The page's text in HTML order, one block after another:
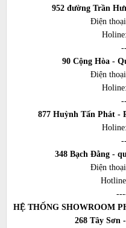
952 đường Trần
Điện
Holine:
90 Cộng Hòa -
Điện
Holine:
877 Huỳnh Tấn Phát -
Holine:
348 Bạch Đằng -
Điện
HỆ THỐNG SHOWROOM
268 Tây Sơn